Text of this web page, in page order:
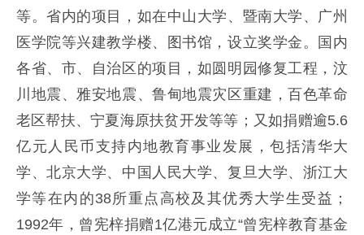
等。省内的项目，如在中山大学、暨南大学、广州
医学院等兴建教学楼、图书馆，设立奖学金。国内
各省、市、自治区的项目，如圆明园修复工程，汶
川地震、雅安地震、鲁甸地震灾区重建，百色革命
老区帮扶、宁夏海原扶贫开发等等；又如捐赠逾5.6
亿元人民币支持内地教育事业发展，包括清华大
学、北京大学、中国人民大学、复旦大学、浙江大
学等在内的38所重点高校及其优秀大学生受益；
1992年，曾宪梓捐赠1亿港元成立“曾宪梓教育基金